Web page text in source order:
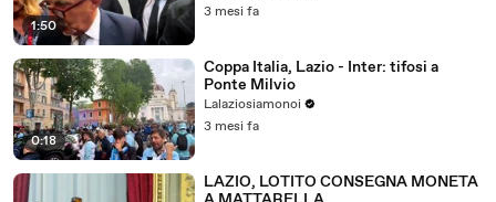
1:50
3 mesi fa
0:18
Coppa Italia, Lazio - Inter: tifosi a
Ponte Milvio
Lalaziosiamonoi
3 mesi fa
LAZIO, LOTITO CONSEGNA MONETA